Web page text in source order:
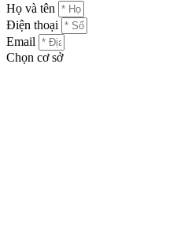
Họ và tên
Điện thoại
Email
Chọn cơ sở